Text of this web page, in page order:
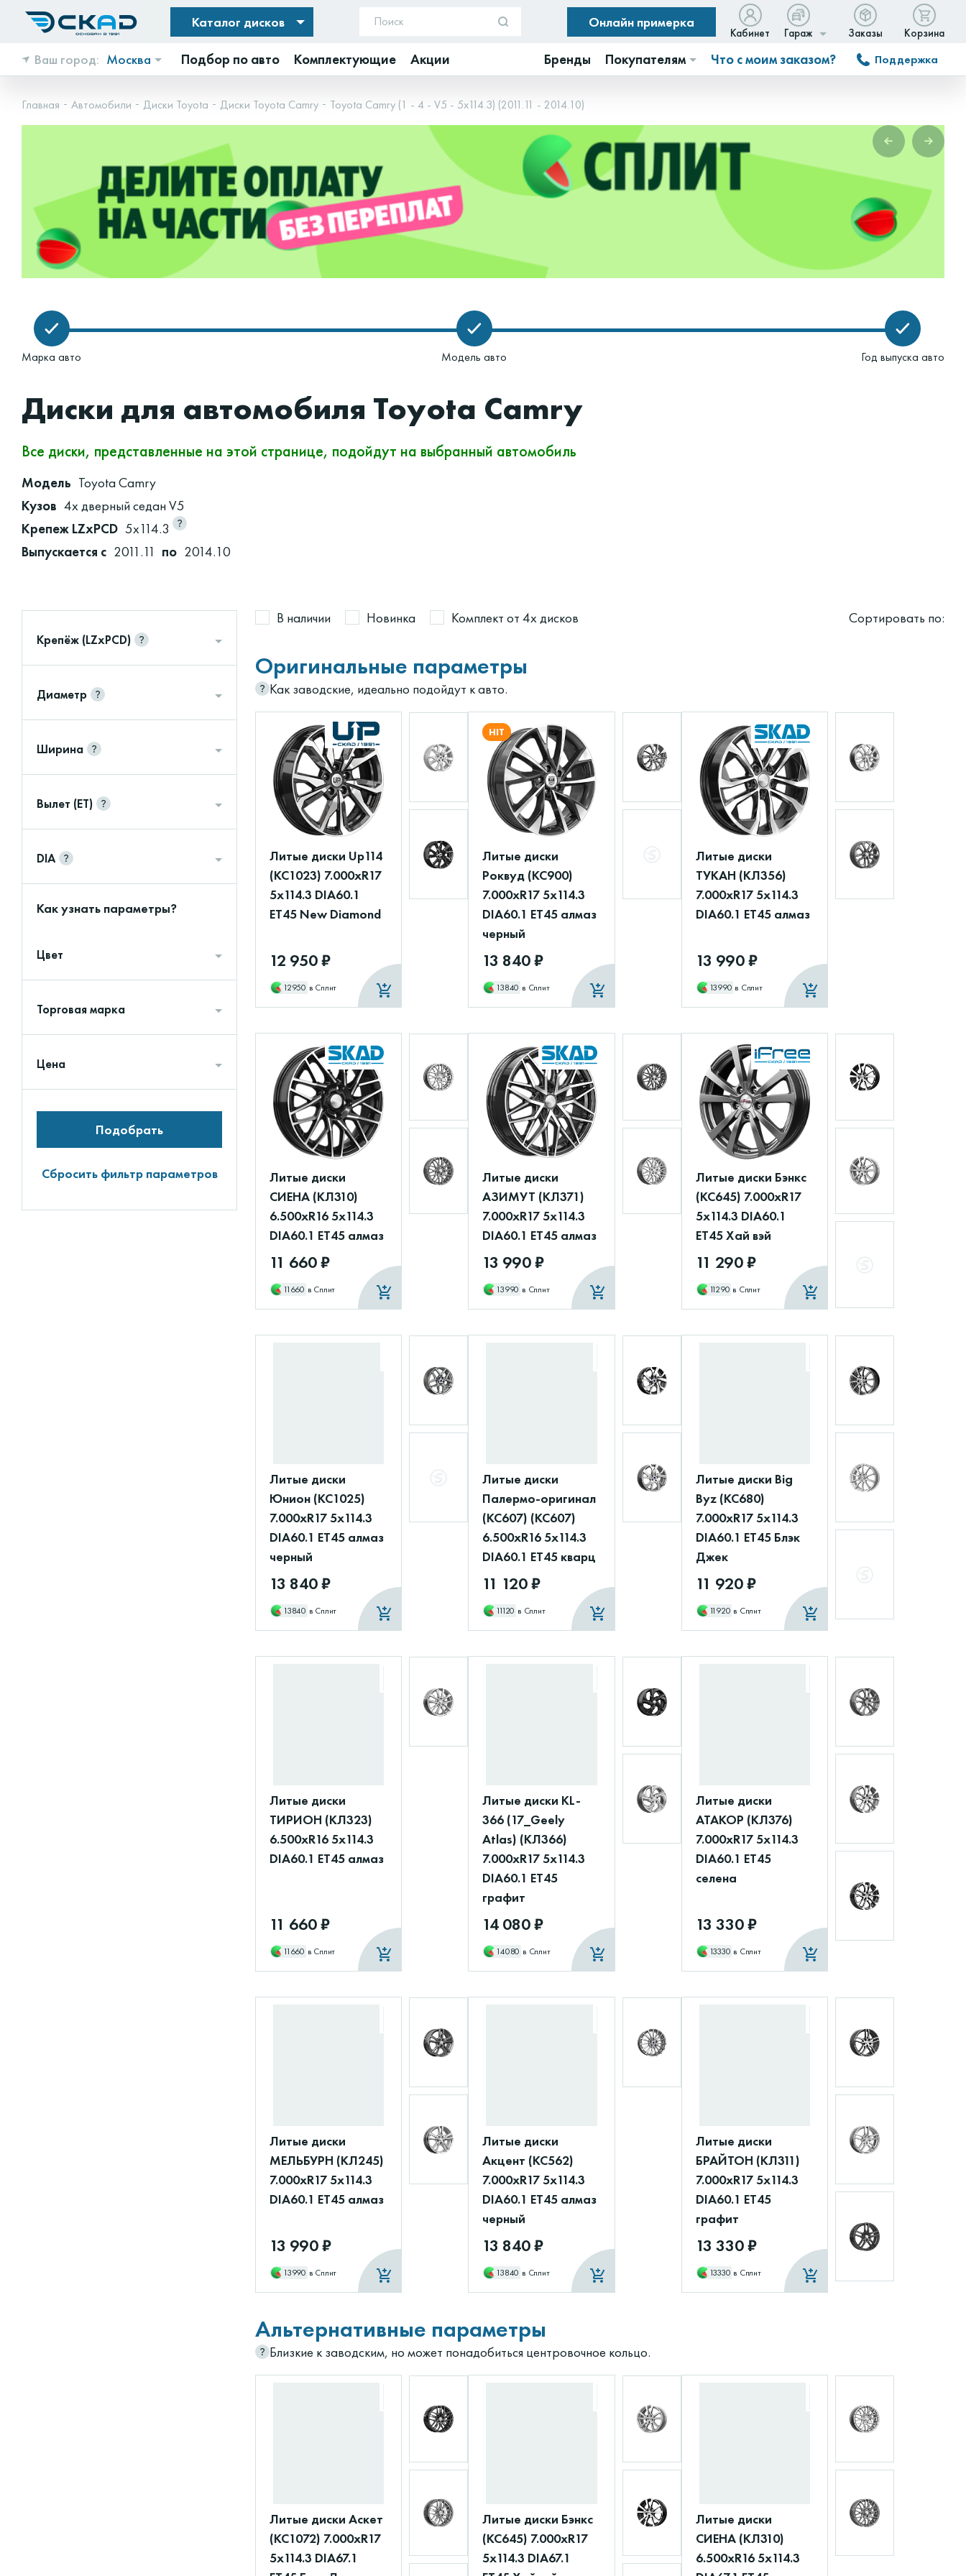
Каталог дисков Онлайн примерка
Кабинет Гараж Заказы Корзина
Ваш город: Москва Подбор по авто Комплектующие Акции Бренды Покупателям Что с моим заказом? Поддержка
Главная Автомобили Диски Toyota Диски Toyota Camry Toyota Camry (1 - 4 - V5 - 5x114.3) (2011.11 - 2014.10)
Марка авто Модель авто Год выпуска авто
Диски для автомобиля Toyota Camry
Все диски, представленные на этой странице, подойдут на выбранный автомобиль
Модель Toyota Camry
Кузов 4х дверный седан V5
Крепеж LZxPCD 5x114.3
Выпускается с 2011.11 по 2014.10
Крепёж (LZxPCD)
Диаметр
Ширина
Вылет (ET)
DIA
Как узнать параметры?
Цвет
Торговая марка
Цена
Подобрать
Сбросить фильтр параметров
В наличии Новинка Комплект от 4х дисков Сортировать по:
Оригинальные параметры
Как заводские, идеально подойдут к авто.
Литые диски Up114
(КС1023) 7.000xR17
5x114.3 DIA60.1
ET45 New Diamond
12 950 ₽
12950 в Сплит
HIT
Литые диски
Роквуд (КС900)
7.000xR17 5x114.3
DIA60.1 ET45 алмаз
черный
13 840 ₽
13840 в Сплит
Литые диски
ТУКАН (КЛ356)
7.000xR17 5x114.3
DIA60.1 ET45 алмаз
13 990 ₽
13990 в Сплит
Литые диски
СИЕНА (КЛ310)
6.500xR16 5x114.3
DIA60.1 ET45 алмаз
11 660 ₽
11660 в Сплит
Литые диски
АЗИМУТ (КЛ371)
7.000xR17 5x114.3
DIA60.1 ET45 алмаз
13 990 ₽
13990 в Сплит
Литые диски Бэнкс
(КС645) 7.000xR17
5x114.3 DIA60.1
ET45 Хай вэй
11 290 ₽
11290 в Сплит
Литые диски
Юнион (КС1025)
7.000xR17 5x114.3
DIA60.1 ET45 алмаз
черный
13 840 ₽
13840 в Сплит
Литые диски
Палермо-оригинал
(КС607) (КС607)
6.500xR16 5x114.3
DIA60.1 ET45 кварц
11 120 ₽
11120 в Сплит
Литые диски Big
Byz (КС680)
7.000xR17 5x114.3
DIA60.1 ET45 Блэк
Джек
11 920 ₽
11920 в Сплит
Литые диски
ТИРИОН (КЛ323)
6.500xR16 5x114.3
DIA60.1 ET45 алмаз
11 660 ₽
11660 в Сплит
Литые диски KL-
366 (17_Geely
Atlas) (КЛ366)
7.000xR17 5x114.3
DIA60.1 ET45
графит
14 080 ₽
14080 в Сплит
Литые диски
АТАКОР (КЛ376)
7.000xR17 5x114.3
DIA60.1 ET45
селена
13 330 ₽
13330 в Сплит
Литые диски
МЕЛЬБУРН (КЛ245)
7.000xR17 5x114.3
DIA60.1 ET45 алмаз
13 990 ₽
13990 в Сплит
Литые диски
Акцент (КС562)
7.000xR17 5x114.3
DIA60.1 ET45 алмаз
черный
13 840 ₽
13840 в Сплит
Литые диски
БРАЙТОН (КЛ311)
7.000xR17 5x114.3
DIA60.1 ET45
графит
13 330 ₽
13330 в Сплит
Альтернативные параметры
Близкие к заводским, но может понадобиться центровочное кольцо.
Литые диски Аскет
(КС1072) 7.000xR17
5x114.3 DIA67.1
Литые диски Бэнкс
(КС645) 7.000xR17
5x114.3 DIA67.1
Литые диски
СИЕНА (КЛ310)
6.500xR16 5x114.3